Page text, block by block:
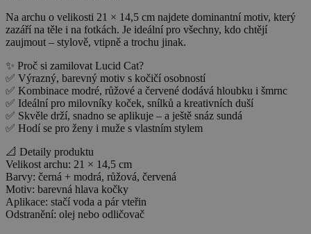
Na archu o velikosti 21 × 14,5 cm najdete dominantní motiv, který
zazáří na těle i na fotkách. Je ideální pro všechny, kdo chtějí
zaujmout – stylově, vtipně a trochu jinak.
✨ Proč si zamilovat Lucid Cat?
✅ Výrazný, barevný motiv s kočičí osobností
✅ Kombinace modré, růžové a červené dodává hloubku i šmrnc
✅ Ideální pro milovníky koček, snílků a kreativních duší
✅ Skvěle drží, snadno se aplikuje – a ještě snáz sundá
✅ Hodí se pro ženy i muže s vlastním stylem
📐 Detaily produktu
Velikost archu: 21 × 14,5 cm
Barvy: černá + modrá, růžová, červená
Motiv: barevná hlava kočky
Aplikace: stačí voda a pár vteřin
Odstranění: olej nebo odličovač